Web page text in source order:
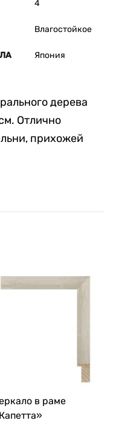
4
Влагостойкое
Япония
дерева
Отлично
прихожей
в раме